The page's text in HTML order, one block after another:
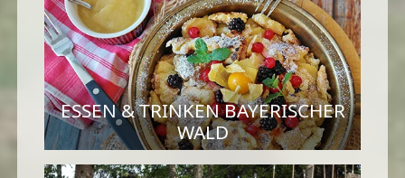
ESSEN & TRINKEN BAYERISCHER
WALD